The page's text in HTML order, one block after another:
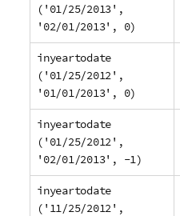
('01/25/2013',
'02/01/2013', 0)
inyeartodate
('01/25/2012',
'01/01/2013', 0)
inyeartodate
('01/25/2012',
'02/01/2013', -1)
inyeartodate
('11/25/2012',